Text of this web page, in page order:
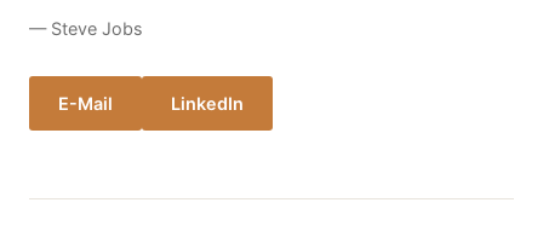
— Steve Jobs
E-Mail LinkedIn